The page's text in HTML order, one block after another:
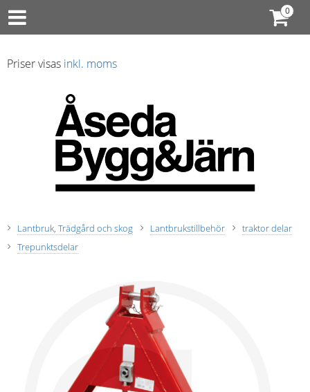
Priser visas inkl. moms
Lantbruk, Trädgård och skog Lantbrukstillbehör
traktor delar
Trepunktsdelar